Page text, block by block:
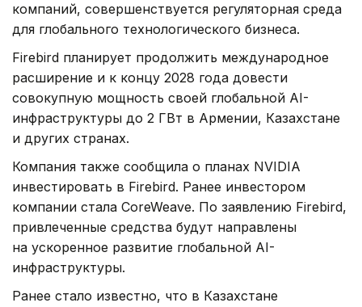
компаний, совершенствуется регуляторная среда
для глобального технологического бизнеса.
Firebird планирует продолжить международное
расширение и к концу 2028 года довести
совокупную мощность своей глобальной AI-
инфраструктуры до 2 ГВт в Армении, Казахстане
и других странах.
Компания также сообщила о планах NVIDIA
инвестировать в Firebird. Ранее инвестором
компании стала CoreWeave. По заявлению Firebird,
привлеченные средства будут направлены
на ускоренное развитие глобальной AI-
инфраструктуры.
Ранее стало известно, что в Казахстане